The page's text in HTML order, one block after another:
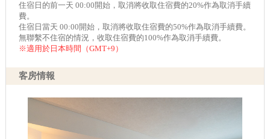
住宿日的前一天 00:00開始，取消將收取住宿費的20%作為取消手續
費。
住宿日當天 00:00開始，取消將收取住宿費的50%作為取消手續費。
無聯繫不住宿的情況，收取住宿費的100%作為取消手續費。
※適用於日本時間（GMT+9）
客房情報